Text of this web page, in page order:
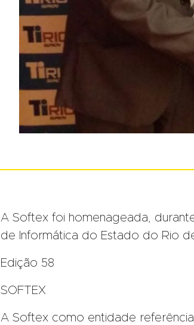
A Softex foi homenageada,
de Informática do Estado do Rio
Edição 58
SOFTEX
A Softex como entidade